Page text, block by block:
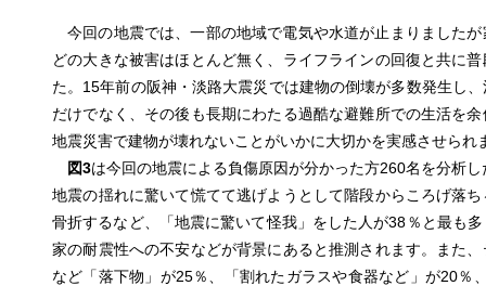
今回の地震では、一部の地域で電気や水道が止まりました
どの大きな被害はほとんど無く、ライフラインの回復と共に
た。15年前の阪神・淡路大震災では建物の倒壊が多数発生し
だけでなく、その後も長期にわたる過酷な避難所での生活を
地震災害で建物が壊れないことがいかに大切かを実感させられ
図3は今回の地震による負傷原因が分かった方260名を分析
地震の揺れに驚いて慌てて逃げようとして階段からころげ落
骨折するなど、「地震に驚いて怪我」をした人が38％と最も
家の耐震性への不安などが背景にあると推測されます。また
など「落下物」が25％、「割れたガラスや食器など」が20